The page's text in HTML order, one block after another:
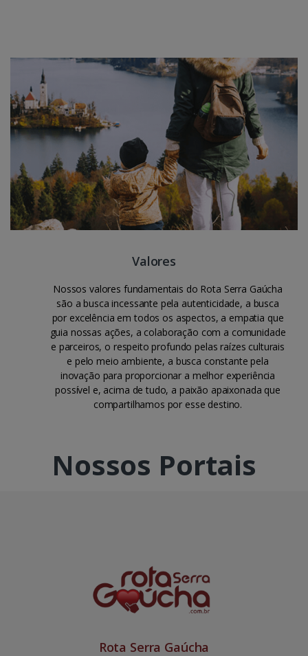
Valores
Nossos valores fundamentais do Rota Serra Gaúcha
são a busca incessante pela autenticidade, a busca
por excelência em todos os aspectos, a empatia que
guia nossas ações, a colaboração com a comunidade
e parceiros, o respeito profundo pelas raízes culturais
e pelo meio ambiente, a busca constante pela
inovação para proporcionar a melhor experiência
possível e, acima de tudo, a paixão apaixonada que
compartilhamos por esse destino.
Nossos Portais
Rota Serra Gaúcha